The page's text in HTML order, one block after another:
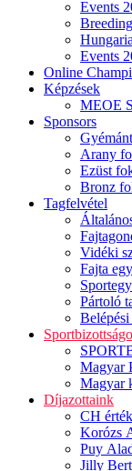
Events
Events
Online
Képzések
MEOE
Sponsors
Arany
Ezüst
Bronz
Tagfelvétel
Vidéki
Fajta
Pártoló
Magyar
Magyar
Díjazottaink
CH
Korózs
Puy
Jilly